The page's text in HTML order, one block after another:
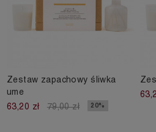
Zestaw zapachowy śliwka
ume
63,20 zł
79,00 zł 20%